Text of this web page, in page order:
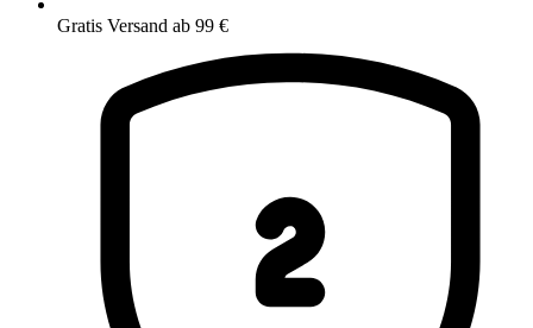
Gratis Versand ab 99 €